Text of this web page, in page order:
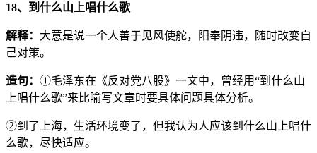
18、到什么山上唱什么歌
解释： 大意是说一个人善于见风使舵，阳奉阴违，随时改变自
己对策。
造句： ①毛泽东在《反对党八股》一文中，曾经用“到什么山
上唱什么歌”来比喻写文章时要具体问题具体分析。
②到了上海，生活环境变了，但我认为人应该到什么山上唱什
么歌，尽快适应。